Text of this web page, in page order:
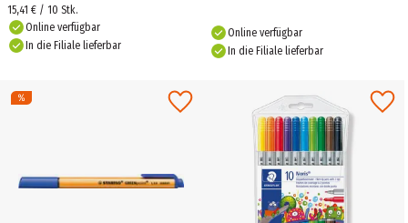
15,41 € / 10 Stk.
Online verfügbar
In die Filiale lieferbar
Online verfügbar
In die Filiale lieferbar